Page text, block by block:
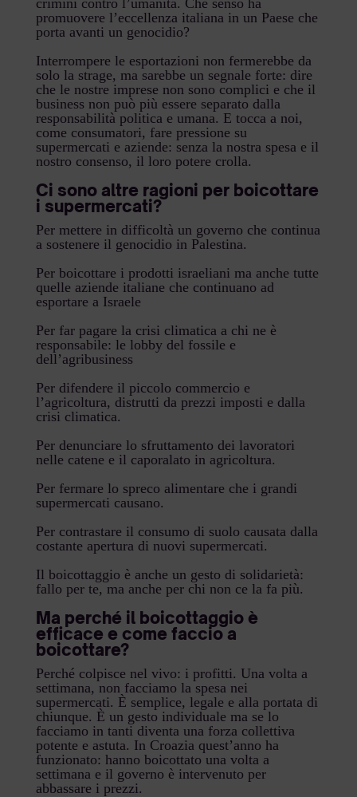
promuovere l’eccellenza italiana in un Paese che
porta avanti un genocidio?
Interrompere le esportazioni non fermerebbe da
solo la strage, ma sarebbe un segnale forte: dire
che le nostre imprese non sono complici e che il
business non può più essere separato dalla
responsabilità politica e umana. E tocca a noi,
come consumatori, fare pressione su
supermercati e aziende: senza la nostra spesa e il
nostro consenso, il loro potere crolla.
Ci sono altre ragioni per boicottare
i supermercati?
Per mettere in difficoltà un governo che continua
a sostenere il genocidio in Palestina.
Per boicottare i prodotti israeliani ma anche tutte
quelle aziende italiane che continuano ad
esportare a Israele
Per far pagare la crisi climatica a chi ne è
responsabile: le lobby del fossile e
dell’agribusiness
Per difendere il piccolo commercio e
l’agricoltura, distrutti da prezzi imposti e dalla
crisi climatica.
Per denunciare lo sfruttamento dei lavoratori
nelle catene e il caporalato in agricoltura.
Per fermare lo spreco alimentare che i grandi
supermercati causano.
Per contrastare il consumo di suolo causata dalla
costante apertura di nuovi supermercati.
Il boicottaggio è anche un gesto di solidarietà:
fallo per te, ma anche per chi non ce la fa più.
Ma perché il boicottaggio è
efficace e come faccio a
boicottare?
Perché colpisce nel vivo: i profitti. Una volta a
settimana, non facciamo la spesa nei
supermercati. È semplice, legale e alla portata di
chiunque. È un gesto individuale ma se lo
facciamo in tanti diventa una forza collettiva
potente e astuta. In Croazia quest’anno ha
funzionato: hanno boicottato una volta a
settimana e il governo è intervenuto per
abbassare i prezzi.